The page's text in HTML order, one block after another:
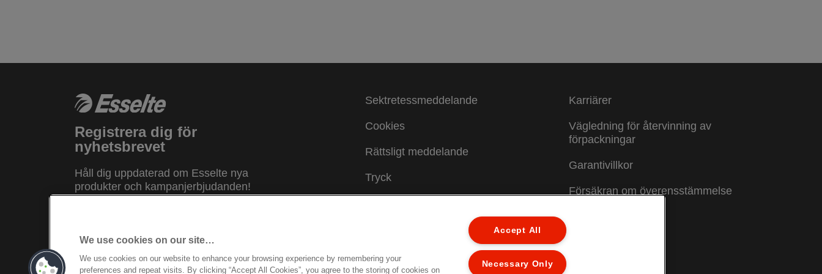
Registrera dig för
nyhetsbrevet
Håll dig uppdaterad om Esselte nya
produkter och kampanjerbjudanden!
Sektretessmeddelande
Cookies
Rättsligt meddelande
Tryck
Karriärer
Vägledning för återvinning av
förpackningar
Garantivillkor
Försäkran om överensstämmelse
© 2026 ACCO Brands. All Rights Reserved.
We use cookies on our site…
We use cookies on our website to enhance your browsing experience by remembering your
preferences and repeat visits. By clicking “Accept All Cookies”, you agree to the storing of cookies on
Accept All
Necessary Only